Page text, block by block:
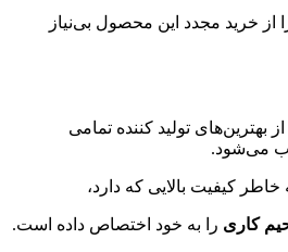
از خرید مجدد این محصول بی‌نیاز
بهترین‌های تولید کننده تمامی
می‌شود.
کیفیت بالایی که دارد،
کاری را به خود اختصاص داده است.